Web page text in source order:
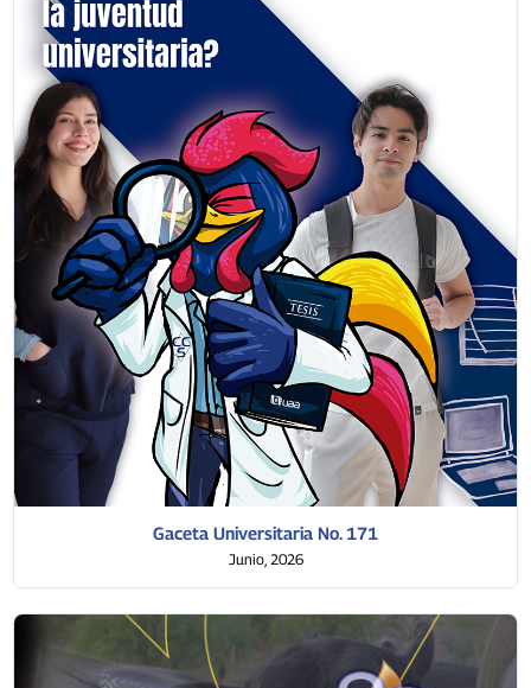
Gaceta Universitaria No. 171
Junio, 2026